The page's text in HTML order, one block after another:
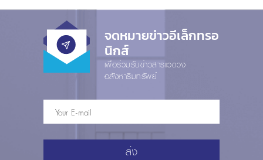
จดหมายข่าวอีเล็กทรอ
นิกส์
เพื่อร่วมรับข่าวสารแวดวง
อสังหาริมทรัพย์
ส่ง